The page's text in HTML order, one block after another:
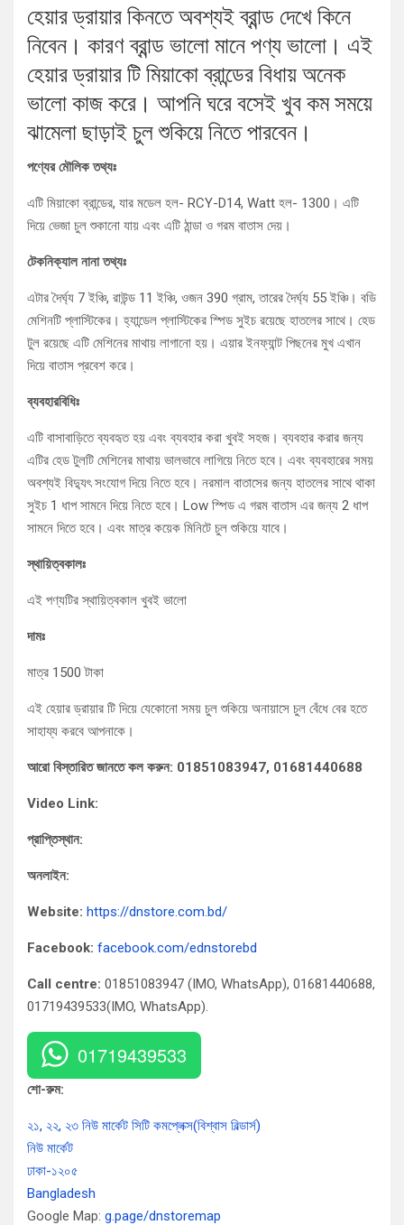
হেয়ার ড্রায়ার কিনতে অবশ্যই ব্রান্ড দেখে কিনে
নিবেন। কারণ ব্রান্ড ভালো মানে পণ্য ভালো। এই
হেয়ার ড্রায়ার টি মিয়াকো ব্রান্ডের বিধায় অনেক
ভালো কাজ করে। আপনি ঘরে বসেই খুব কম সময়ে
ঝামেলা ছাড়াই চুল শুকিয়ে নিতে পারবেন।
পণ্যের মৌলিক তথ্যঃ
এটি মিয়াকো ব্রান্ডের, যার মডেল হল- RCY-D14, Watt হল- 1300। এটি
দিয়ে ভেজা চুল শুকানো যায় এবং এটি ঠান্ডা ও গরম বাতাস দেয়।
টেকনিক্যাল নানা তথ্যঃ
এটার দৈর্ঘ্য 7 ইঞ্চি, রাউন্ড 11 ইঞ্চি, ওজন 390 গ্রাম, তারের দৈর্ঘ্য 55 ইঞ্চি। বডি
মেশিনটি প্লাস্টিকের। হ্যান্ডেল প্লাস্টিকের স্পিড সুইচ রয়েছে হাতলের সাথে। হেড
টুল রয়েছে এটি মেশিনের মাথায় লাগানো হয়। এয়ার ইনফ্যান্ট পিছনের মুখ এখান
দিয়ে বাতাস প্রবেশ করে।
ব্যবহারবিধিঃ
এটি বাসাবাড়িতে ব্যবহৃত হয় এবং ব্যবহার করা খুবই সহজ। ব্যবহার করার জন্য
এটির হেড টুলটি মেশিনের মাথায় ভালভাবে লাগিয়ে নিতে হবে। এবং ব্যবহারের সময়
অবশ্যই বিদ্যুৎ সংযোগ দিয়ে নিতে হবে। নরমাল বাতাসের জন্য হাতলের সাথে থাকা
সুইচ 1 ধাপ সামনে দিয়ে নিতে হবে। Low স্পিড এ গরম বাতাস এর জন্য 2 ধাপ
সামনে দিতে হবে। এবং মাত্র কয়েক মিনিটে চুল শুকিয়ে যাবে।
স্থায়িত্বকালঃ
এই পণ্যটির স্থায়িত্বকাল খুবই ভালো
দামঃ
মাত্র 1500 টাকা
এই হেয়ার ড্রায়ার টি দিয়ে যেকোনো সময় চুল শুকিয়ে অনায়াসে চুল বেঁধে বের হতে
সাহায্য করবে আপনাকে।
আরো বিস্তারিত জানতে কল করুন: 01851083947, 01681440688
Video Link:
প্রাপ্তিস্থান:
অনলাইন:
Website: https://dnstore.com.bd/
Facebook: facebook.com/ednstorebd
Call centre: 01851083947 (IMO, WhatsApp), 01681440688,
01719439533(IMO, WhatsApp).
01719439533
শো-রুম:
২১, ২২, ২৩ নিউ মার্কেট সিটি কমপ্লেক্স(বিশ্বাস বিল্ডার্স)
নিউ মার্কেট
ঢাকা-১২০৫
Bangladesh
Google Map: g.page/dnstoremap